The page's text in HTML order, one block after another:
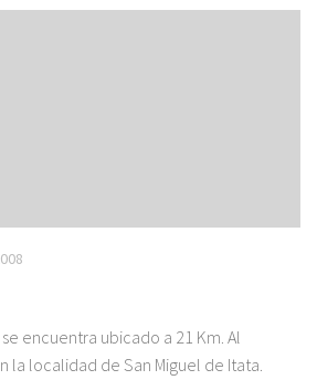
encuentra ubicado a 21 Km. Al
la localidad de San Miguel de Itata.